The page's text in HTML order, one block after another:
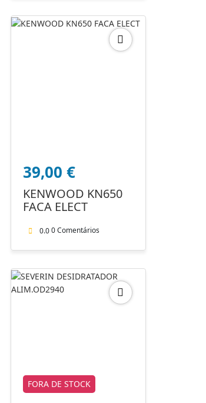
39,00 €
KENWOOD KN650
FACA ELECT
0.00 Comentários
FORA DE STOCK